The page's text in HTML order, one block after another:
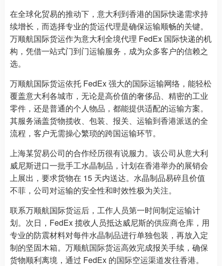
在全球化贸易的推动下，意大利到香港的国际快递需求持
续增长，而选择专业的货运代理是确保运输顺畅的关键。
万顺航国际货运作为意大利全境代理 FedEx 国际快递的机
构，凭借一站式门到门运输服务，成为众多客户的信赖之
选。
万顺航国际货运依托 FedEx 强大的国际运输网络，能轻松
覆盖意大利各城市，无论是高价值的奢侈品、精密的工业
零件，还是普通的个人物品，都能提供适配的运输方案。
其服务涵盖货物揽收、包装、报关、运输到香港派送的全
流程，客户无需操心繁琐的跨国运输环节。
上海某贸易公司的合作经历很有说服力。该公司从意大利
威尼斯进口一批手工水晶制品，计划在香港举办的展销会
上展出，要求货物在 15 天内送达。水晶制品易碎且价值
不菲，公司对运输的安全性和时效性极为关注。
联系万顺航国际货运后，工作人员第一时间制定运输计
划。次日，FedEx 揽收人员抵达威尼斯的供应商仓库，用
专业的防震材料对每件水晶制品进行单独包装，再放入定
制的坚固木箱。万顺航国际货运高效完成报关手续，确保
货物顺利离境，通过 FedEx 的国际空运渠道发往香港。